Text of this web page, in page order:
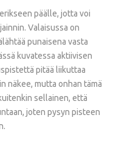
päälle, jotta voi
Valaisussa on
punaisena vasta
kuvatessa aktiivisen
pitää liikuttaa
näkee, mutta onhan tämä
sellainen, että
joten pysyn pisteen